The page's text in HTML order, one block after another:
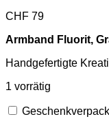
CHF 79
Armband Fluorit,
Handgefertigte
1 vorrätig